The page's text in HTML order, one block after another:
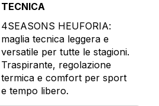
TECNICA
4SEASONS HEUFORIA:
maglia tecnica leggera e
versatile per tutte le stagioni.
Traspirante, regolazione
termica e comfort per sport
e tempo libero.